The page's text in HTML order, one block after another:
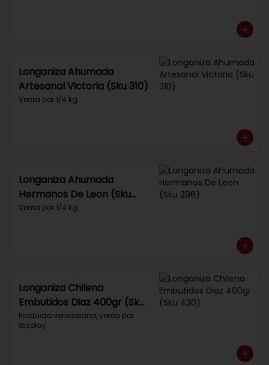
Longaniza Ahumada
Artesanal Victoria (Sku 310)
Venta por 1/4 kg.
Longaniza Ahumada
Hermanos De Leon (Sku
296)
Venta por 1/4 kg.
Longaniza Chilena
Embutidos Diaz 400gr (Sku
430)
Producto venezolano, venta por
display.